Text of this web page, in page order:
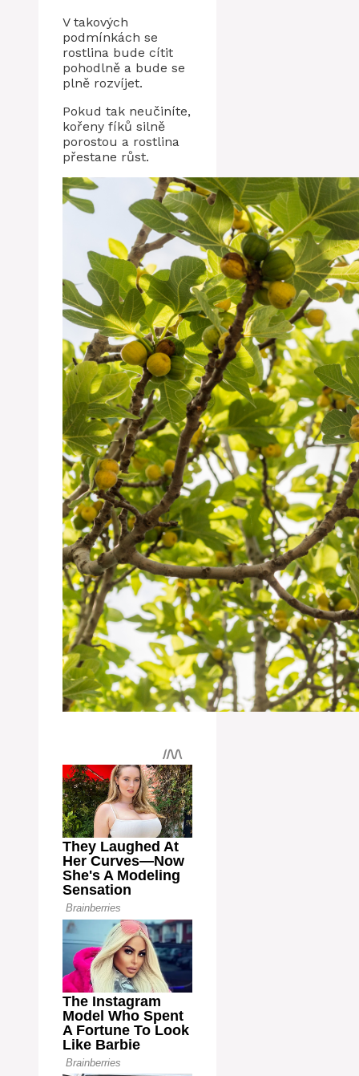
V takových
podmínkách se
rostlina bude cítit
pohodlně a bude se
plně rozvíjet.
Pokud tak neučiníte,
kořeny fíků silně
porostou a rostlina
přestane růst.